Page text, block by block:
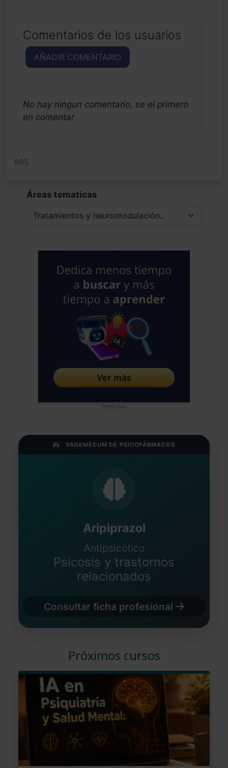
Comentarios de los usuarios
AÑADIR COMENTARIO
No hay ningun comentario, se el primero
en comentar
985
Áreas tematicas
Publicidad
VADEMÉCUM DE PSICOFÁRMACOS
Aripiprazol
Antipsicótico
Psicosis y trastornos
relacionados
Consultar ficha profesional
Próximos cursos